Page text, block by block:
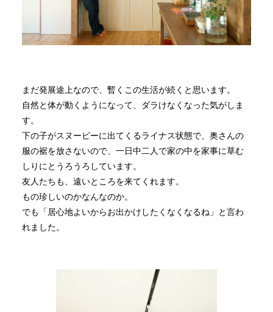
まだ発展途上なので、暫くこの生活が続くと思います。
自然と体が動くようになって、ダラけなくなった気がしま
す。
下の子がスヌーピーに出てくるライナス状態で、奥さんの
服の裾を放さないので、一日中二人で家の中を家事に草む
しりにとうろうろしています。
友人たちも、遠いところを来てくれます。
もの珍しいのかなんなのか。
でも「居心地よいからお出かけしたくなくなるね」と言わ
れました。